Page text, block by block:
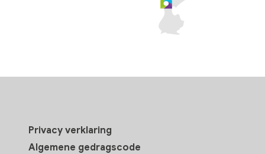
Privacy verklaring
Algemene gedragscode